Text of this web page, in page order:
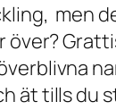
men
ät tills du